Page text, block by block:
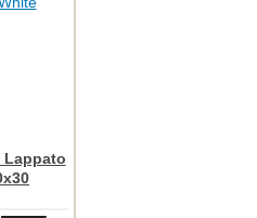
Lappato